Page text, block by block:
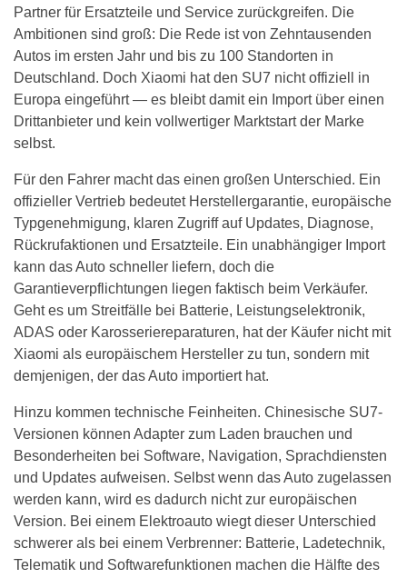
Partner für Ersatzteile und Service zurückgreifen. Die
Ambitionen sind groß: Die Rede ist von Zehntausenden
Autos im ersten Jahr und bis zu 100 Standorten in
Deutschland. Doch Xiaomi hat den SU7 nicht offiziell in
Europa eingeführt — es bleibt damit ein Import über einen
Drittanbieter und kein vollwertiger Marktstart der Marke
selbst.
Für den Fahrer macht das einen großen Unterschied. Ein
offizieller Vertrieb bedeutet Herstellergarantie, europäische
Typgenehmigung, klaren Zugriff auf Updates, Diagnose,
Rückrufaktionen und Ersatzteile. Ein unabhängiger Import
kann das Auto schneller liefern, doch die
Garantieverpflichtungen liegen faktisch beim Verkäufer.
Geht es um Streitfälle bei Batterie, Leistungselektronik,
ADAS oder Karosseriereparaturen, hat der Käufer nicht mit
Xiaomi als europäischem Hersteller zu tun, sondern mit
demjenigen, der das Auto importiert hat.
Hinzu kommen technische Feinheiten. Chinesische SU7-
Versionen können Adapter zum Laden brauchen und
Besonderheiten bei Software, Navigation, Sprachdiensten
und Updates aufweisen. Selbst wenn das Auto zugelassen
werden kann, wird es dadurch nicht zur europäischen
Version. Bei einem Elektroauto wiegt dieser Unterschied
schwerer als bei einem Verbrenner: Batterie, Ladetechnik,
Telematik und Softwarefunktionen machen die Hälfte des